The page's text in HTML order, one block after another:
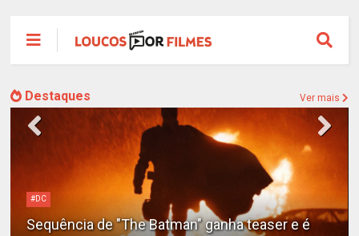
Destaques Ver mais
#DC
Sequência de "The Batman" ganha teaser e é